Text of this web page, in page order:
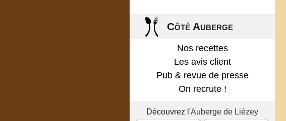
Côté Auberge
Nos recettes
Les avis client
Pub & revue de presse
On recrute !
Découvrez l'Auberge de Liézey